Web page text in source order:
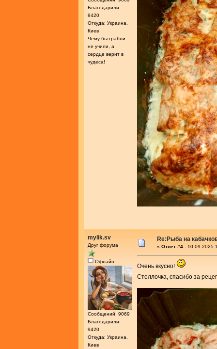
Благодарили:
9420
Откуда: Украина,
Киев
Чему бы грабли
не учили, а
сердце верит в
чудеса!
mylik.sv
Друг форума
Офлайн
Сообщений: 9069
Благодарили:
9420
Откуда: Украина,
Киев
Re:Рыба на
« Ответ #4 : 10.09.2025
Очень вкусно!
Стеллочка, спасибо за